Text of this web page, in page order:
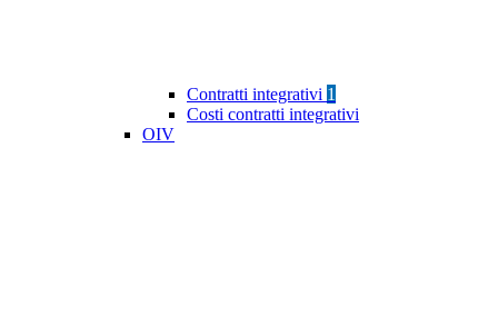
Contratti integrativi 1
Costi contratti integrativi
OIV